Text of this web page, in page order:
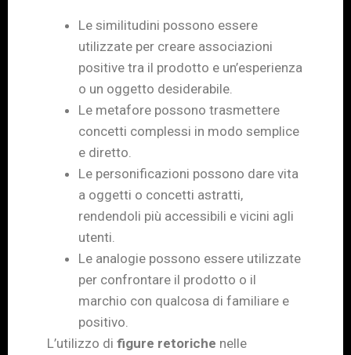
Le similitudini possono essere
utilizzate per creare associazioni
positive tra il prodotto e un’esperienza
o un oggetto desiderabile.
Le metafore possono trasmettere
concetti complessi in modo semplice
e diretto.
Le personificazioni possono dare vita
a oggetti o concetti astratti,
rendendoli più accessibili e vicini agli
utenti.
Le analogie possono essere utilizzate
per confrontare il prodotto o il
marchio con qualcosa di familiare e
positivo.
L’utilizzo di figure retoriche nelle